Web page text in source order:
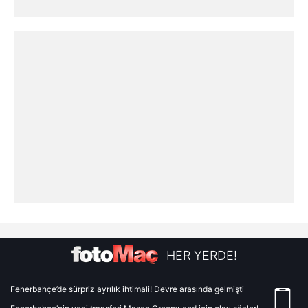
HER YERDE!
Fenerbahçe’de sürpriz ayrılık ihtimali! Devre arasında gelmişti